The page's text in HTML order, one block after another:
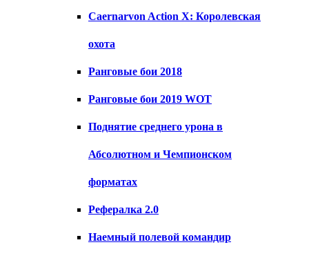
Caernarvon Action X: Королевская
охота
Ранговые бои 2018
Ранговые бои 2019 WOT
Поднятие среднего урона в
Абсолютном и Чемпионском
форматах
Рефералка 2.0
Наемный полевой командир